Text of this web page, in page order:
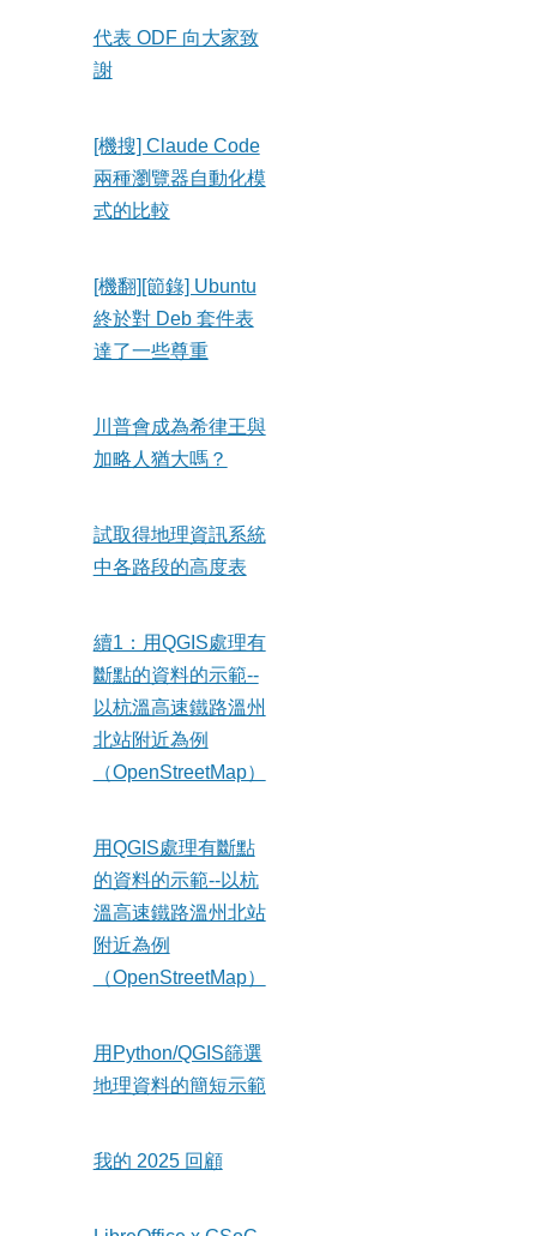
代表 ODF 向大家致
謝
[機搜] Claude Code
兩種瀏覽器自動化模
式的比較
[機翻][節錄] Ubuntu
終於對 Deb 套件表
達了一些尊重
川普會成為希律王與
加略人猶大嗎？
試取得地理資訊系統
中各路段的高度表
續1：用QGIS處理有
斷點的資料的示範--
以杭溫高速鐵路溫州
北站附近為例
（OpenStreetMap）
用QGIS處理有斷點
的資料的示範--以杭
溫高速鐵路溫州北站
附近為例
（OpenStreetMap）
用Python/QGIS篩選
地理資料的簡短示範
我的 2025 回顧